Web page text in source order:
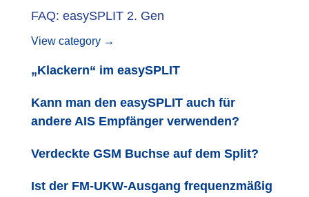
FAQ: easySPLIT 2. Gen
View category →
„Klackern“ im easySPLIT
Kann man den easySPLIT auch für
andere AIS Empfänger verwenden?
Verdeckte GSM Buchse auf dem Split?
Ist der FM-UKW-Ausgang frequenzmäßig